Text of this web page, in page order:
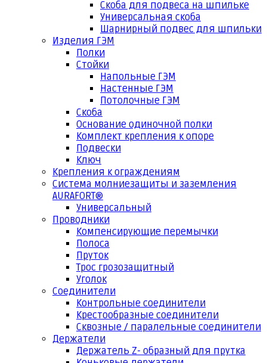
Скоба для подвеса на шпильке
Универсальная скоба
Шарнирный подвес для шпильки
Изделия ГЭМ
Полки
Стойки
Напольные ГЭМ
Настенные ГЭМ
Потолочные ГЭМ
Скоба
Основание одиночной полки
Комплект крепления к опоре
Подвески
Ключ
Крепления к ограждениям
Система молниезащиты и заземления
AURAFORT®
Универсальный
Проводники
Компенсирующие перемычки
Полоса
Пруток
Трос грозозащитный
Уголок
Соединители
Контрольные соединители
Крестообразные соединители
Сквозные / паралельные соединители
Держатели
Держатель Z- образный для прутка